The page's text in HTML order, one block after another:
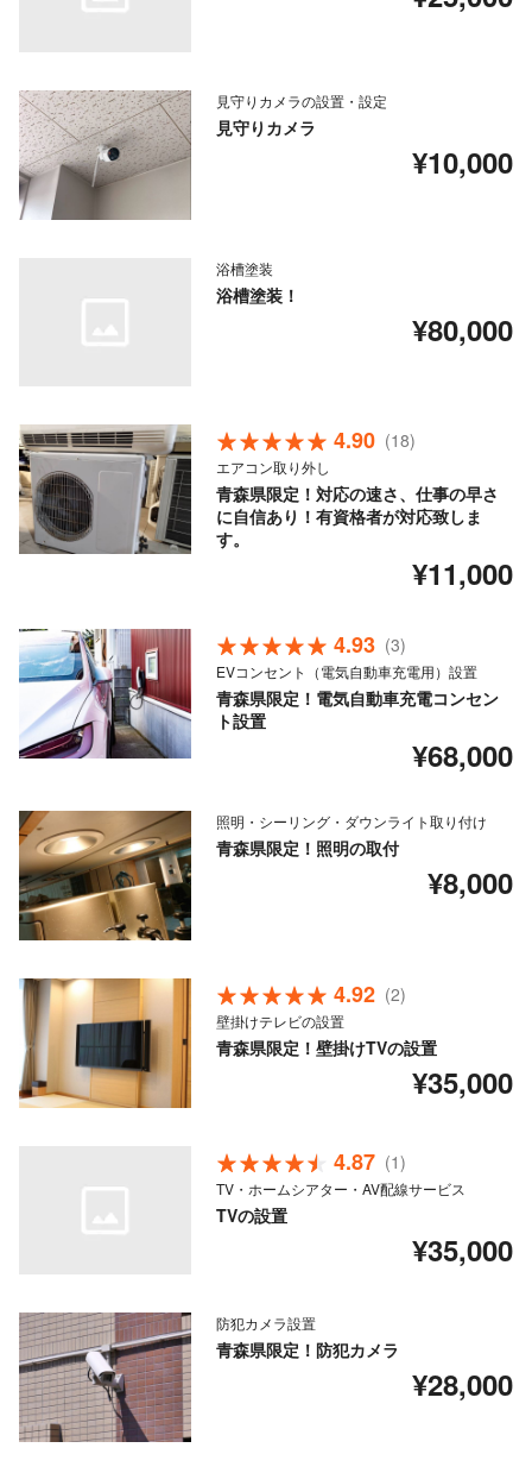
見守りカメラの設置・設定
見守りカメラ
¥10,000
浴槽塗装
浴槽塗装！
¥80,000
4.90 (18)
エアコン取り外し
青森県限定！対応の速さ、仕事の早さ
に自信あり！有資格者が対応致しま
す。
¥11,000
4.93 (3)
EVコンセント（電気自動車充電用）設置
青森県限定！電気自動車充電コンセン
ト設置
¥68,000
照明・シーリング・ダウンライト取り付け
青森県限定！照明の取付
¥8,000
4.92 (2)
壁掛けテレビの設置
青森県限定！壁掛けTVの設置
¥35,000
4.87 (1)
TV・ホームシアター・AV配線サービス
TVの設置
¥35,000
防犯カメラ設置
青森県限定！防犯カメラ
¥28,000